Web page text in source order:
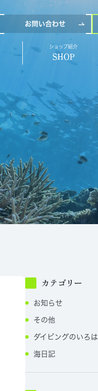
お問い合わせ
ショップ紹介
SHOP
カテゴリー
お知らせ
その他
ダイビングのいろは
海日記